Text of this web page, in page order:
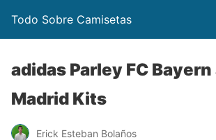
Todo Sobre Camisetas
adidas Parley FC Bayern
Madrid Kits
Erick Esteban Bolaños